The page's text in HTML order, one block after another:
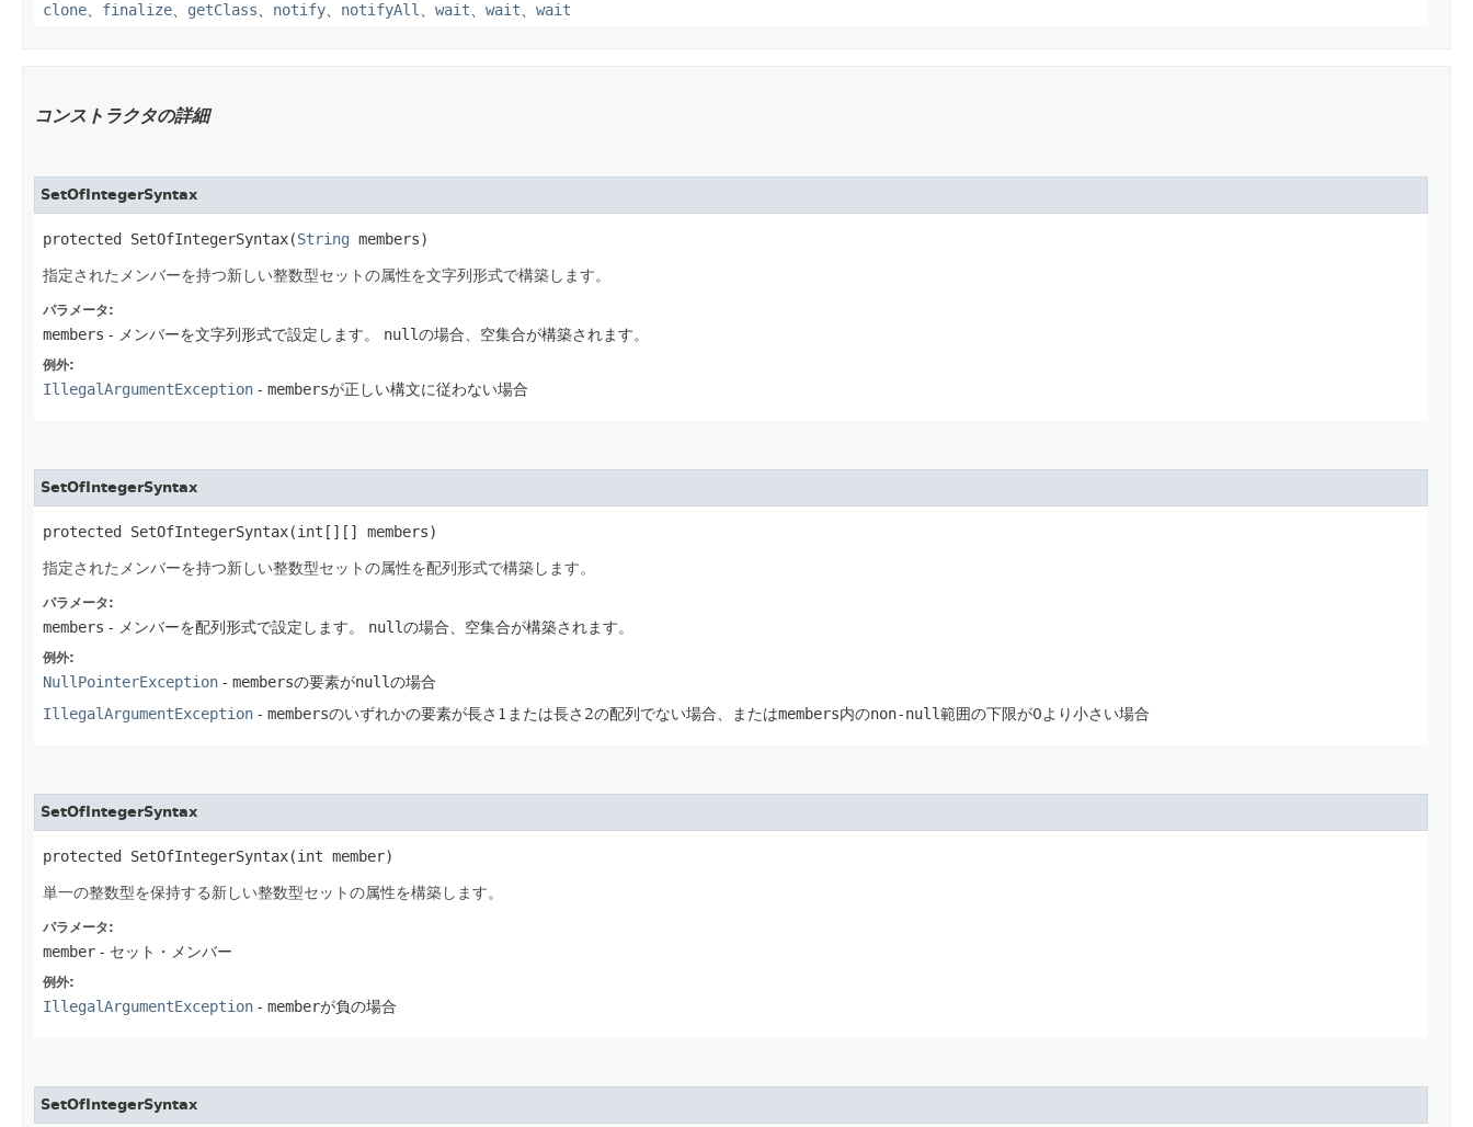
clone、 finalize、 getClass、 notify、 notifyAll、 wait、 wait、 wait
コンストラクタの詳細
SetOfIntegerSyntax
protected SetOfIntegerSyntax​(String members)
指定されたメンバーを持つ新しい整数型セットの属性を文字列形式で構築します。
パラメータ:
members - メンバーを文字列形式で設定します。 nullの場合、空集合が構築されます。
例外:
IllegalArgumentException - membersが正しい構文に従わない場合
SetOfIntegerSyntax
protected SetOfIntegerSyntax​(int[][] members)
指定されたメンバーを持つ新しい整数型セットの属性を配列形式で構築します。
パラメータ:
members - メンバーを配列形式で設定します。 nullの場合、空集合が構築されます。
例外:
NullPointerException - membersの要素がnullの場合
IllegalArgumentException - membersのいずれかの要素が長さ1または長さ2の配列でない場合、またはmembers内のnon-null範囲の下限が0より小さい場合
SetOfIntegerSyntax
protected SetOfIntegerSyntax​(int member)
単一の整数型を保持する新しい整数型セットの属性を構築します。
パラメータ:
member - セット・メンバー
例外:
IllegalArgumentException - memberが負の場合
SetOfIntegerSyntax